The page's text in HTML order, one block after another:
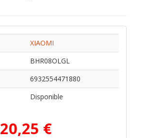
XIAOMI
BHR08OLGL
6932554471880
Disponible
20,25 €